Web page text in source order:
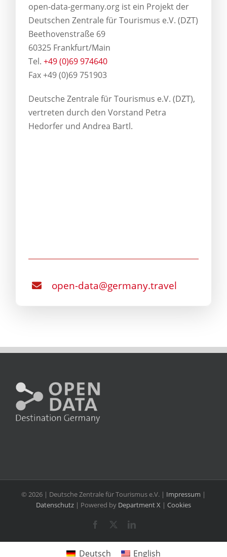
open-data-germany.org ist ein Projekt der
Deutschen Zentrale für Tourismus e.V. (DZT)
Beethovenstraße 69
60325 Frankfurt/Main
Tel. +49 (0)69 974640
Fax +49 (0)69 751903
Deutsche Zentrale für Tourismus e.V. (DZT),
vertreten durch den Vorstand Petra
Hedorfer und Andrea Bartl.
open-data@germany.travel
© 2026 | Deutsche Zentrale für Tourismus e.V. | Impressum |
Datenschutz | Powered by Department X | Cookies
Facebook LinkedIn
Deutsch English